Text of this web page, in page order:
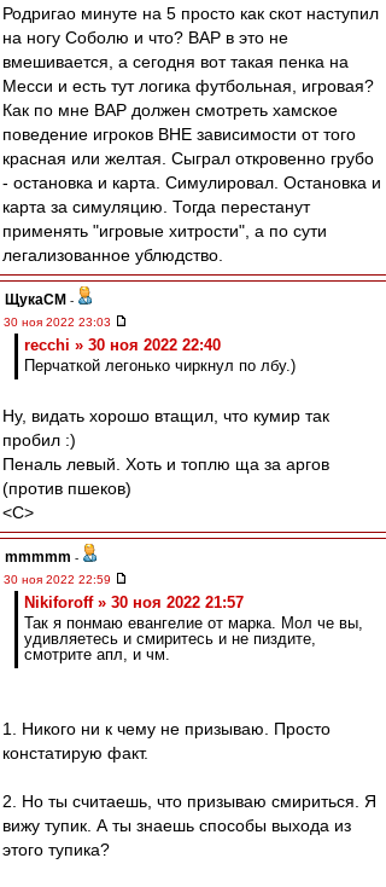
Родригао минуте на 5 просто как скот наступил
на ногу Соболю и что? ВАР в это не
вмешивается, а сегодня вот такая пенка на
Месси и есть тут логика футбольная, игровая?
Как по мне ВАР должен смотреть хамское
поведение игроков ВНЕ зависимости от того
красная или желтая. Сыграл откровенно грубо
- остановка и карта. Симулировал. Остановка и
карта за симуляцию. Тогда перестанут
применять "игровые хитрости", а по сути
легализованное ублюдство.
ЩукаСМ -
30 ноя 2022 23:03
recchi » 30 ноя 2022 22:40
Перчаткой легонько чиркнул по лбу.)
Ну, видать хорошо втащил, что кумир так
пробил :)
Пеналь левый. Хоть и топлю ща за аргов
(против пшеков)
<C>
mmmmm -
30 ноя 2022 22:59
Nikiforoff » 30 ноя 2022 21:57
Так я понмаю евангелие от марка. Мол че вы,
удивляетесь и смиритесь и не пиздите,
смотрите апл, и чм.
1. Никого ни к чему не призываю. Просто
констатирую факт.
2. Но ты считаешь, что призываю смириться. Я
вижу тупик. А ты знаешь способы выхода из
этого тупика?